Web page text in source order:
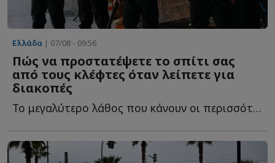
Ελλάδα | 07/08 - 09:56
Πώς να προστατέψετε το σπίτι σας
από τους κλέφτες όταν λείπετε για
διακοπές
Το μεγαλύτερο λάθος που κάνουν οι περισσότεροι και τ...